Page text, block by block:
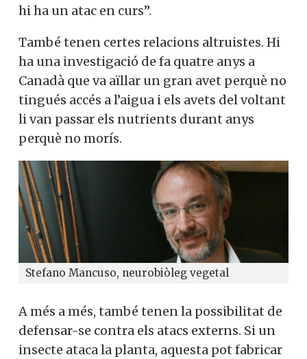
hi ha un atac en curs”.
També tenen certes relacions altruistes. Hi
ha una investigació de fa quatre anys a
Canadà que va aïllar un gran avet perquè no
tingués accés a l’aigua i els avets del voltant
li van passar els nutrients durant anys
perquè no morís.
Stefano Mancuso, neurobiòleg vegetal
A més a més, també tenen la possibilitat de
defensar-se contra els atacs externs. Si un
insecte ataca la planta, aquesta pot fabricar